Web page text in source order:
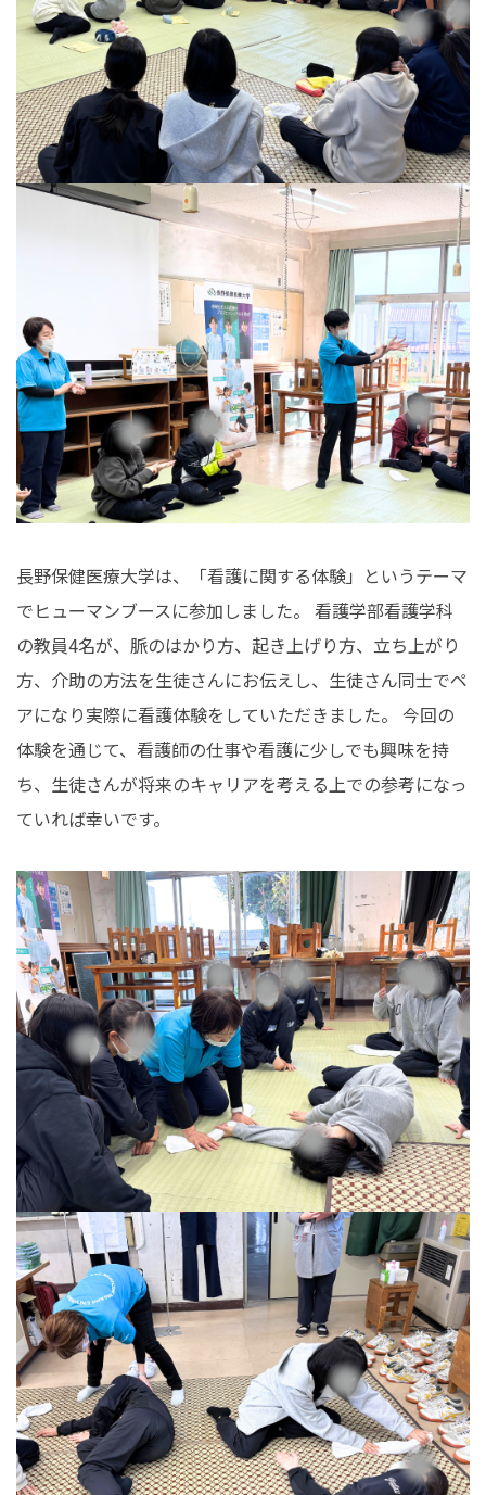
長野保健医療大学は、「看護に関する体験」というテーマ
でヒューマンブースに参加しました。 看護学部看護学科
の教員4名が、脈のはかり方、起き上げり方、立ち上がり
方、介助の方法を生徒さんにお伝えし、生徒さん同士でペ
アになり実際に看護体験をしていただきました。 今回の
体験を通じて、看護師の仕事や看護に少しでも興味を持
ち、生徒さんが将来のキャリアを考える上での参考になっ
ていれば幸いです。